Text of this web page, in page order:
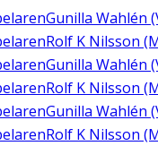
Gunilla Wahlén
Rolf K Nilsson
Gunilla Wahlén
Rolf K Nilsson
Gunilla Wahlén
Rolf K Nilsson